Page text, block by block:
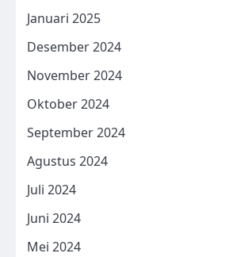
Januari 2025
Desember 2024
November 2024
Oktober 2024
September 2024
Agustus 2024
Juli 2024
Juni 2024
Mei 2024